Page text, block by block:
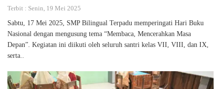
Terbit : Senin, 19 Mei 2025
Sabtu, 17 Mei 2025, SMP Bilingual Terpadu memperingati Hari Buku
Nasional dengan mengusung tema “Membaca, Mencerahkan Masa
Depan”. Kegiatan ini diikuti oleh seluruh santri kelas VII, VIII, dan IX,
serta..